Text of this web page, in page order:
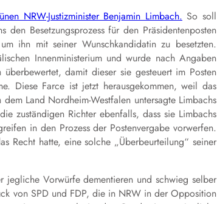
NRW-Justizminister Benjamin Limbach. So soll
den Besetzungsprozess für den Präsidentenposten
ihn mit seiner Wunschkandidatin zu besetzten.
Innenministerium und wurde nach Angaben
damit dieser sie gesteuert im Posten
Diese Farce ist jetzt herausgekommen, weil das
Land Nordheim-Westfalen untersagte Limbachs
zuständigen Richter ebenfalls, dass sie Limbachs
in den Prozess der Postenvergabe vorwerfen.
Recht hatte, eine solche „Überbeurteilung“ seiner
Vorwürfe dementieren und schwieg selber
von SPD und FDP, die in NRW in der Opposition